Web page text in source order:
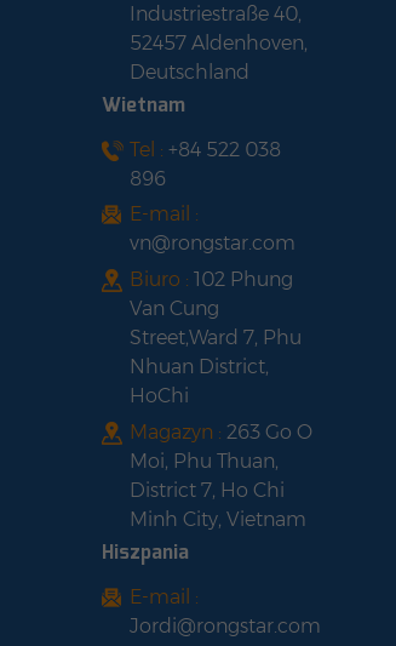
Industriestraße 40,
52457 Aldenhoven,
Deutschland
Wietnam
Tel : +84 522 038
896
E-mail :
vn@rongstar.com
Biuro : 102 Phung
Van Cung
Street,Ward 7, Phu
Nhuan District,
HoChi
Magazyn : 263 Go O
Moi, Phu Thuan,
District 7, Ho Chi
Minh City, Vietnam
Hiszpania
E-mail :
Jordi@rongstar.com